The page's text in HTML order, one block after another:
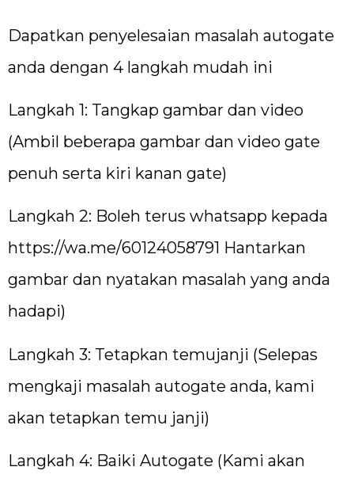
Dapatkan penyelesaian masalah autogate
anda dengan 4 langkah mudah ini
Langkah 1: Tangkap gambar dan video
(Ambil beberapa gambar dan video gate
penuh serta kiri kanan gate)
Langkah 2: Boleh terus whatsapp kepada
https://wa.me/60124058791 Hantarkan
gambar dan nyatakan masalah yang anda
hadapi)
Langkah 3: Tetapkan temujanji (Selepas
mengkaji masalah autogate anda, kami
akan tetapkan temu janji)
Langkah 4: Baiki Autogate (Kami akan